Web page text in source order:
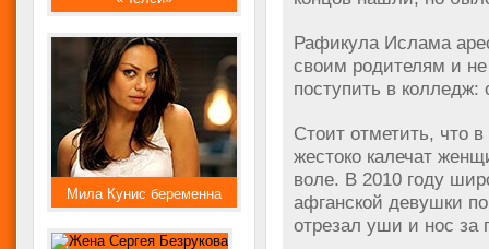
Рафикула Ислама
своим родителям и не
поступить в колледж:
Стоит отметить, что
жестоко калечат
воле. В 2010 году
афганской девушки
отрезал уши и нос за
Мила Кунис беременна